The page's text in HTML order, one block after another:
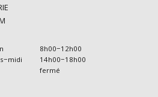
8h00−12h00
14h00−18h00
fermé